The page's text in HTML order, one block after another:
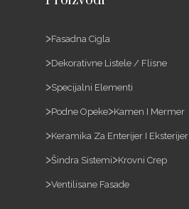
Fasadna Cigla
Dekorativne Listele / Flisne
Specijalni Elementi
Podne Opeke Kamen I Mermer
Keramika Za Enterijer I Eksterijer
Šindra Sistemi Krovni Crep
Ventilisane Fasade